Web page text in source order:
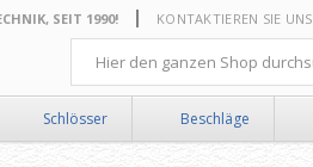
SEIT 1990! KONTAKTIEREN SIE UNS
Suche
Schlösser Beschläge